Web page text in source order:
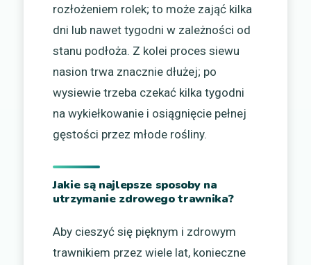
rozłożeniem rolek; to może zająć kilka
dni lub nawet tygodni w zależności od
stanu podłoża. Z kolei proces siewu
nasion trwa znacznie dłużej; po
wysiewie trzeba czekać kilka tygodni
na wykiełkowanie i osiągnięcie pełnej
gęstości przez młode rośliny.
Jakie są najlepsze sposoby na
utrzymanie zdrowego trawnika?
Aby cieszyć się pięknym i zdrowym
trawnikiem przez wiele lat, konieczne